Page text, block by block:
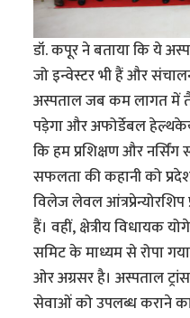
डॉ. कपूर ने बताया कि ये
जो इन्वेस्टर भी हैं और
अस्पताल जब कम लागत में
पड़ेगा और अफोर्डेबल
कि हम प्रशिक्षण और
सफलता की कहानी को
विलेज लेवल आंत्रप्रेन्योरशिप
हैं। वहीं, क्षेत्रीय विधायक
समिट के माध्यम से रोपा
ओर अग्रसर है। अस्पताल ट्रांस
सेवाओं को उपलब्ध कराने